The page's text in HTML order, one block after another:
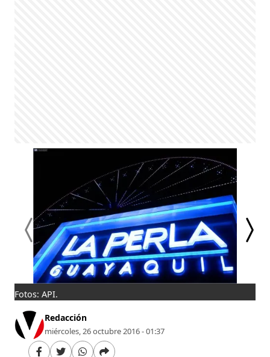
Fotos: API.
Redacción
miércoles, 26 octubre 2016 - 01:37